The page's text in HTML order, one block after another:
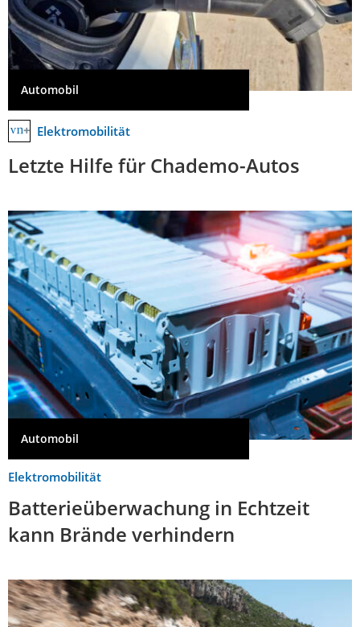
Automobil
Elektromobilität
Letzte Hilfe für Chademo-Autos
Automobil
Elektromobilität
Batterieüberwachung in Echtzeit
kann Brände verhindern